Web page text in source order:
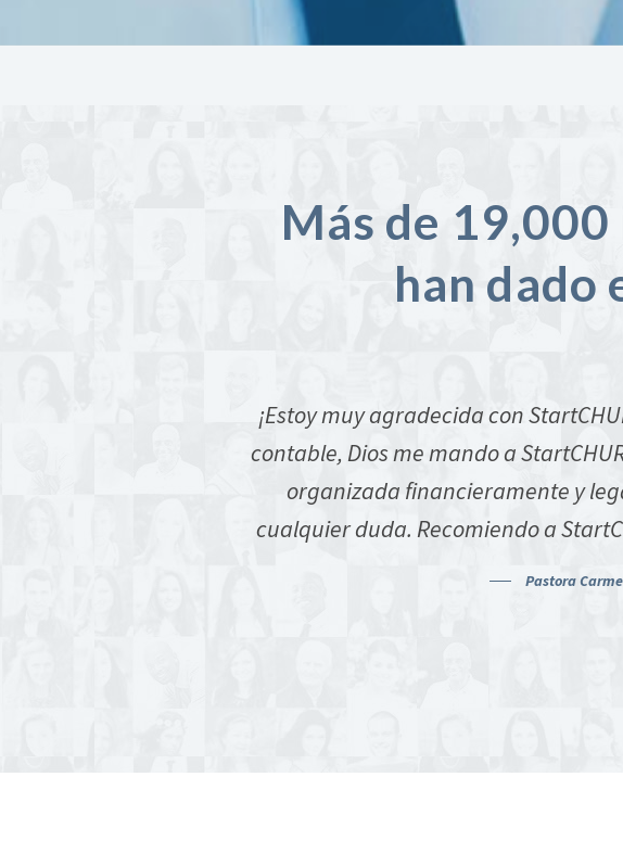
Más de
han dado
¡Estoy muy agradecida con
contable, Dios me mando a
organizada financieramente y
cualquier duda. Recomiendo a
Pastora